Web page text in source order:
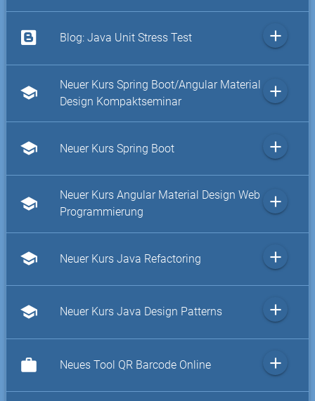
Blog: Java Unit Stress Test add
school
Neuer Kurs Spring Boot/Angular Material
Design Kompaktseminar
add
school Neuer Kurs Spring Boot add
school
Neuer Kurs Angular Material Design Web
Programmierung
add
school Neuer Kurs Java Refactoring add
school Neuer Kurs Java Design Patterns add
work Neues Tool QR Barcode Online add